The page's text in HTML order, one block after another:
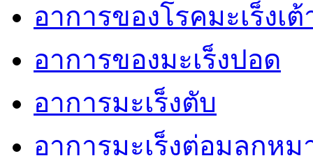
อาการของโรคมะเร็งเ
อาการของมะเร็งปอด
อาการมะเร็งตับ
อาการมะเร็งต่อมลูกหม